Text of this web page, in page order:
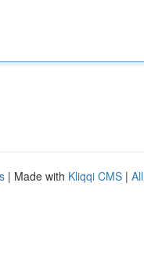
| Made with Kliqqi CMS |